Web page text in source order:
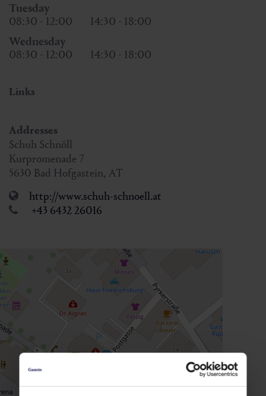
Tuesday
08:30 - 12:00
14:30 - 18:00
Wednesday
08:30 - 12:00
14:30 - 18:00
Links
Addresses
Schuh Schnöll
Kurpromenade 7
5630 Bad Hofgastein, AT
http://www.schuh-schnoell.at
+43 6432 26016